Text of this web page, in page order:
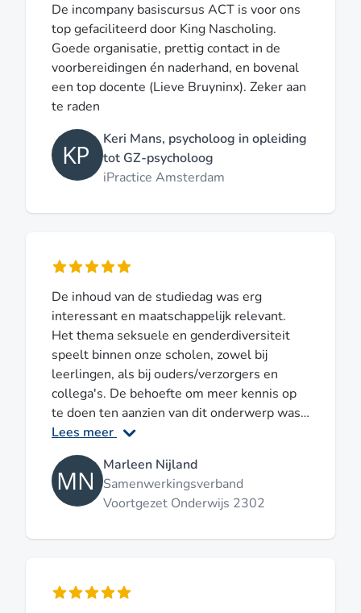
De incompany basiscursus ACT is voor ons
top gefaciliteerd door King Nascholing.
Goede organisatie, prettig contact in de
voorbereidingen én naderhand, en bovenal
een top docente (Lieve Bruyninx). Zeker aan
te raden
Keri Mans, psycholoog in opleiding
tot GZ-psycholoog
iPractice Amsterdam
De inhoud van de studiedag was erg
interessant en maatschappelijk relevant.
Het thema seksuele en genderdiversiteit
speelt binnen onze scholen, zowel bij
leerlingen, als bij ouders/verzorgers en
collega's. De behoefte om meer kennis op
te doen ten aanzien van dit onderwerp was
dan ook groot. We zijn enthousiast over de
gegeven studiedag! Inhoudelijk was er
zowel aandacht voor wetenschappelijk
onderzoek op het gebied van deze thema's,
als aandacht voor de ervaringen in de
leerlingen of ouders/verzorgers over dit
Lees meer
Marleen Nijland
Samenwerkingsverband
Voortgezet Onderwijs 2302